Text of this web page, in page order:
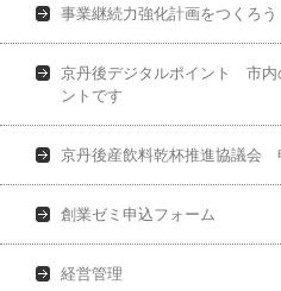
事業継続力強化計画をつくろう
京丹後デジタルポイント 市内
ントです
京丹後産飲料乾杯推進協議会
創業ゼミ申込フォーム
経営管理